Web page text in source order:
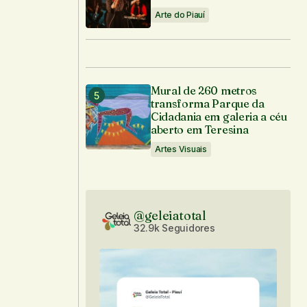
Arte do Piauí
Mural de 260 metros
transforma Parque da
Cidadania em galeria a céu
aberto em Teresina
Artes Visuais
@geleiatotal
32.9k Seguidores